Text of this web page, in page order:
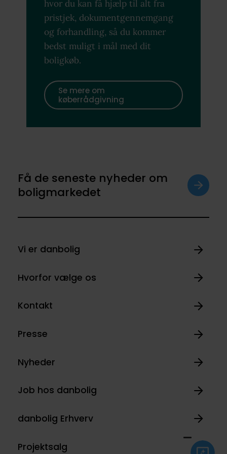
hvor du kan få hjælp til alt fra
pristjek, dokumentgennemgang
og forhandling, så du kommer
bedst muligt i mål med dit
boligkøb.
Se mere om
køberrådgivning
Få de seneste nyheder om
boligmarkedet
Vi er danbolig
Hvorfor vælge os
Kontakt
Presse
Nyheder
Job hos danbolig
danbolig Erhverv
Projektsalg